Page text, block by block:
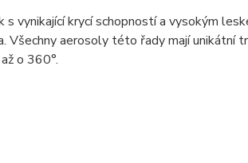
s vynikající krycí schopností a vysokým
Všechny aerosoly této řady mají unikátní
o 360°.